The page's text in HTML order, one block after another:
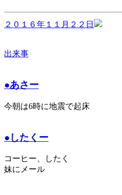
２０１６年１１月２２日
出来事
●あさー
今朝は6時に地震で起床
●したくー
コーヒー、したく
妹にメール